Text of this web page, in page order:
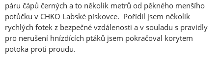
páru čápů černých a to několik metrů od pěkného menšího
potůčku v CHKO Labské pískovce. Pořídil jsem několik
rychlých fotek z bezpečné vzdálenosti a v souladu s pravidly
pro nerušení hnízdících ptáků jsem pokračoval korytem
potoka proti proudu.